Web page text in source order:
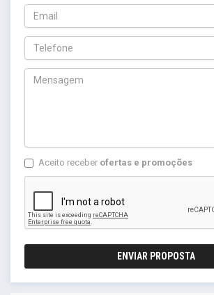
Aceito receber ofertas e promoções
ENVIAR PROPOSTA